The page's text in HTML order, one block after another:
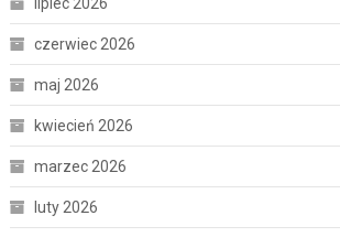
czerwiec 2026
maj 2026
kwiecień 2026
marzec 2026
luty 2026